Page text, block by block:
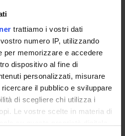
trattiamo i vostri dati
numero IP, utilizzando
per memorizzare e accedere
dispositivo al fine di
personalizzati, misurare
il pubblico e sviluppare
di scegliere chi utilizza i
Le vostre scelte in materia di
Albergati Capacelli sul
e accademie: questioni di
Settecento: da Aurelio Amalteo a
filodrammatiche alla Comédie
nel “théâtre de société”
Saverio Bettinelli: corollari veronesi